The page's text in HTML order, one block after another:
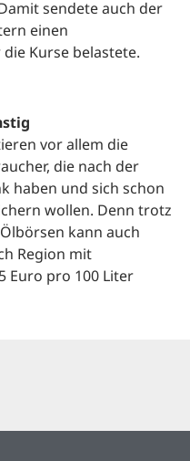
sendete auch der
einen
Kurse belastete.
vor allem die
die nach der
haben und sich schon
wollen. Denn trotz
kann auch
Region mit
Euro pro 100 Liter